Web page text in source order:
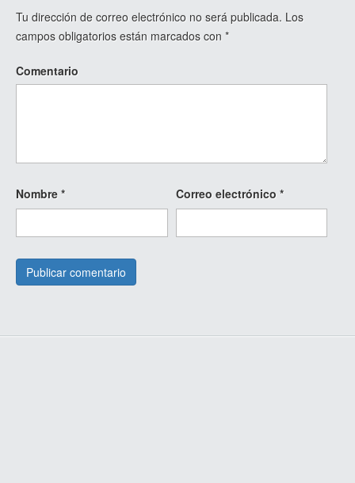
Tu dirección de correo electrónico no será publicada. Los
campos obligatorios están marcados con *
Comentario
Nombre * Correo electrónico *